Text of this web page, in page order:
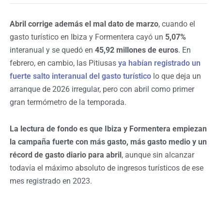
Abril corrige además el mal dato de marzo, cuando el
gasto turístico en Ibiza y Formentera cayó un 5,07%
interanual y se quedó en 45,92 millones de euros. En
febrero, en cambio, las Pitiusas ya habían registrado un
fuerte salto interanual del gasto turístico lo que deja un
arranque de 2026 irregular, pero con abril como primer
gran termómetro de la temporada.
La lectura de fondo es que Ibiza y Formentera empiezan
la campaña fuerte con más gasto, más gasto medio y un
récord de gasto diario para abril , aunque sin alcanzar
todavía el máximo absoluto de ingresos turísticos de ese
mes registrado en 2023.